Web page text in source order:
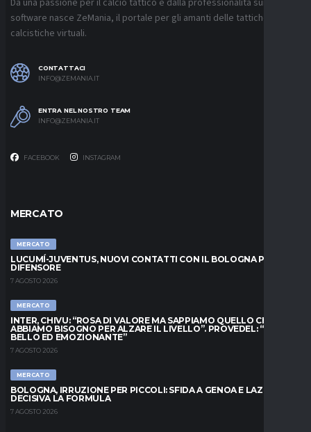
software nasce ZeMania, il portale per gli amanti delle tattiche
calcistiche virtuali.
CONTATTACI
INFO@ZEMANIA.IT
ENTRA NEL NOSTRO TEAM
INFO@ZEMANIA.IT
FACEBOOK INSTAGRAM
MERCATO
MERCATO
LUCUMÍ-JUVENTUS, NUOVI CONTATTI CON IL BOLOGNA PER IL
DIFENSORE
7 AGOSTO 2026
MERCATO
INTER, CHIVU: “ROSA DI VALORE MA SAPPIAMO QUELLO CHE
ABBIAMO BISOGNO PER ALZARE IL LIVELLO”. PROVEDEL: “MESE
BELLO ED EMOZIONANTE”
7 AGOSTO 2026
MERCATO
BOLOGNA, IRRUZIONE PER PICCOLI: SFIDA A GENOA E LAZIO,
DECISIVA LA FORMULA
7 AGOSTO 2026